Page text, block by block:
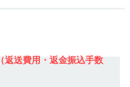
（返送費用・返金振込手数